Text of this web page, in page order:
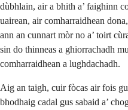
dùbhlain, air a bhith a’ faighinn
uairean, air comharraidhean
ann an cunnart mòr no a’ toirt
sin do thinneas a ghiorrachadh
comharraidhean a lughdachadh.
Aig an taigh, cuir fòcas air fois
bhodhaig cadal gus sabaid a’